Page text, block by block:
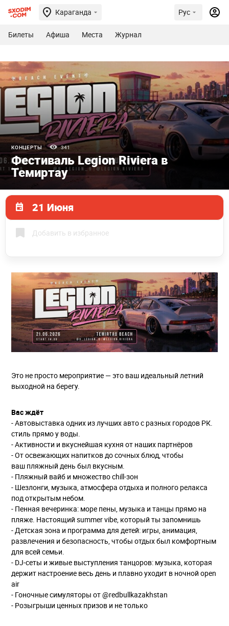
Караганда Рус
Билеты Афиша Места Журнал
КОНЦЕРТЫ 341
Фестиваль Legion Riviera в
Темиртау
21 Июня
Добавить в избранное
Это не просто мероприятие — это ваш идеальный летний
выходной на берегу.
Вас ждёт
- Автовыставка одних из лучших авто с разных городов РК.
стиль прямо у воды.
- Активности и вкуснейшая кухня от наших партнёров
- От освежающих напитков до сочных блюд, чтобы
ваш пляжный день был вкусным.
- Пляжный вайб и множество chill-зон
- Шезлонги, музыка, атмосфера отдыха и полного релакса
под открытым небом.
- Пенная вечеринка: море пены, музыка и танцы прямо на
пляже. Настоящий summer vibe, который ты запомнишь
- Детская зона и программа для детей: игры, анимация,
развлечения и безопасность, чтобы отдых был комфортным
для всей семьи.
- DJ-сеты и живые выступления танцоров: музыка, которая
держит настроение весь день и плавно уходит в ночной open
air
- Гоночные симуляторы от @redbullkazakhstan
- Розыгрыши ценных призов и не только